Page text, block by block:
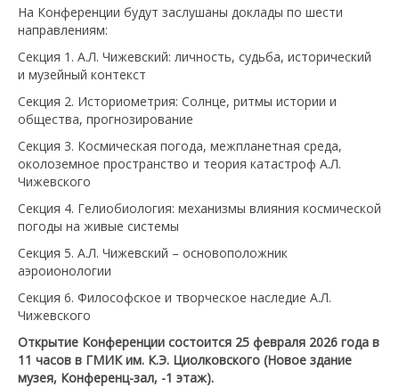
На Конференции будут заслушаны доклады по шести
направлениям:
Секция 1. А.Л. Чижевский: личность, судьба, исторический
и музейный контекст
Секция 2. Историометрия: Солнце, ритмы истории и
общества, прогнозирование
Секция 3. Космическая погода, межпланетная среда,
околоземное пространство и теория катастроф А.Л.
Чижевского
Секция 4. Гелиобиология: механизмы влияния космической
погоды на живые системы
Секция 5. А.Л. Чижевский – основоположник
аэроионологии
Секция 6. Философское и творческое наследие А.Л.
Чижевского
Открытие Конференции состоится 25 февраля 2026 года в
11 часов в ГМИК им. К.Э. Циолковского (Новое здание
музея, Конференц-зал, -1 этаж).